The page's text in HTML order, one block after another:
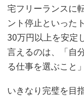
宅フリーランスに
ント停止といった
30万円以上を安定
言えるのは、「自
る仕事を選ぶこと
いきなり完璧を目